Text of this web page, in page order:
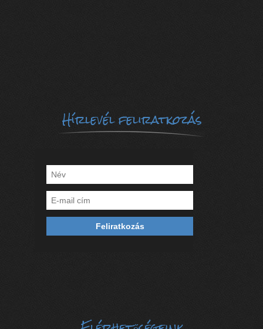
Hírlevél feliratkozás